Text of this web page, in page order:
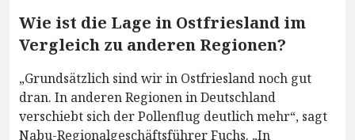
Wie ist die Lage in Ostfriesland im
Vergleich zu anderen Regionen?
„Grundsätzlich sind wir in Ostfriesland noch gut
dran. In anderen Regionen in Deutschland
verschiebt sich der Pollenflug deutlich mehr“, sagt
Nabu-Regionalgeschäftsführer Fuchs. „In